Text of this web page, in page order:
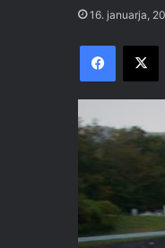
16. januarja,
X